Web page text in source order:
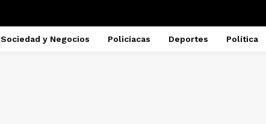
Sociedad y Negocios Policíacas Deportes Política